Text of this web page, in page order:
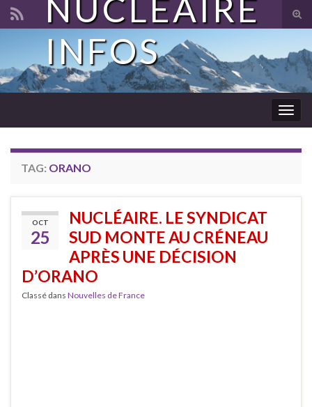
Search for:
NUCLÉAIRE
INFOS
TAG: ORANO
OCT
25
NUCLÉAIRE. LE SYNDICAT
SUD MONTE AU CRÉNEAU
APRÈS UNE DÉCISION
D’ORANO
Classé dans Nouvelles de France